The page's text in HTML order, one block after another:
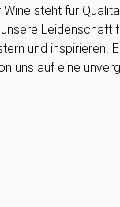
Wine steht für
Leidenschaft
und inspirieren.
uns auf eine